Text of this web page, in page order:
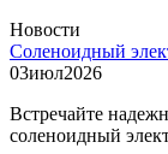
Новости
Соленоидный
03июл2026
Встречайте
соленоидный